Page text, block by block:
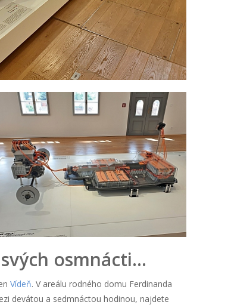
osmnácti…
Vídeň. V areálu rodného domu Ferdinanda
devátou a sedmnáctou hodinou, najdete